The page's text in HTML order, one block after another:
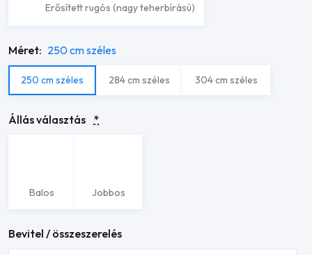
Erősített rugós (nagy teherbírású)
Méret: 250 cm széles
250 cm széles 284 cm széles 304 cm széles
Állás választás *
Balos Jobbos
Bevitel / összeszerelés